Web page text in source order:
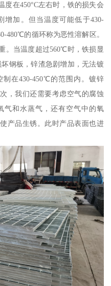
度在450°C左右时，铁的损失会
增加。但当温度可能低于430-
480℃的循环称为恶性溶解区。
。当温度超过560℃时，铁损显
钢板，锌渣急剧增加，无法镀
在430-450℃的范围内。镀锌
，我们还需要考虑空气的腐蚀
气和水蒸气，还有空气中的氧
产品生锈。此时产品表面也进